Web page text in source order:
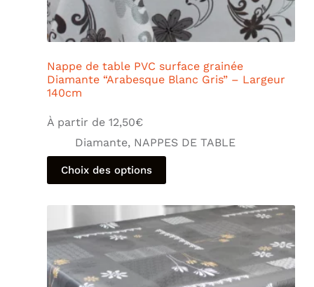
Nappe de table PVC surface grainée
Diamante “Arabesque Blanc Gris” – Largeur
140cm
À partir de 12,50€
Diamante, NAPPES DE TABLE
Choix des options